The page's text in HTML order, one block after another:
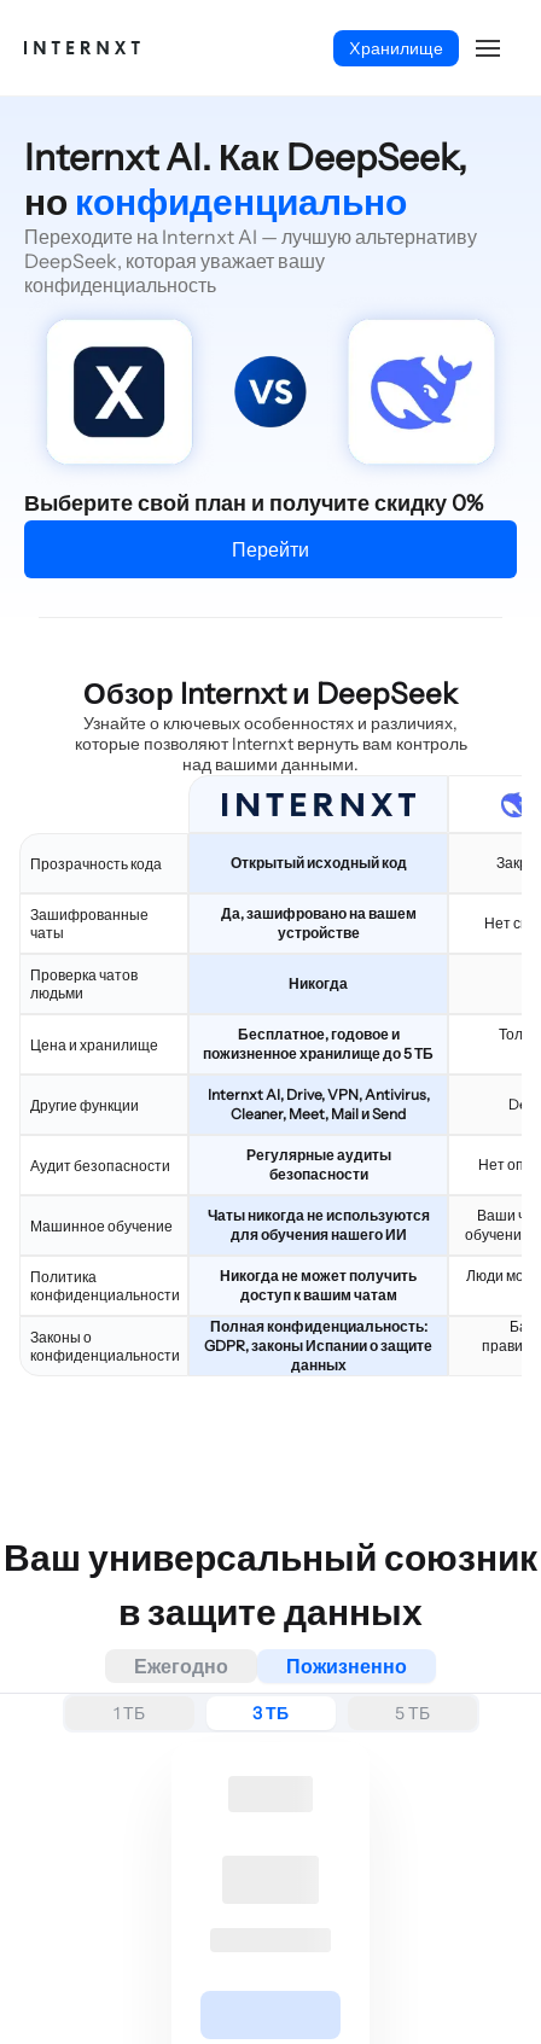
Xранилище
Русский (RU)
Internxt AI. Как DeepSeek,
но конфиденциально
Переходите на Internxt AI — лучшую альтернативу
DeepSeek, которая уважает вашу
конфиденциальность
Выберите свой план и получите скидку 0%
Перейти
Обзор Internxt и DeepSeek
Узнайте о ключевых особенностях и различиях,
которые позволяют Internxt вернуть вам контроль
над вашими данными.
Прозрачность кода
Зашифрованные
чаты
Проверка чатов
людьми
Цена и хранилище
Другие функции
Аудит безопасности
Машинное обучение
Политика
конфиденциальности
Законы о
конфиденциальности
Открытый исходный код
Да, зашифровано на вашем
устройстве
Нет
Никогда
Бесплатное, годовое и
пожизненное хранилище до 5 ТБ
Internxt AI, Drive, VPN, Antivirus,
Cleaner, Meet, Mail и Send
Регулярные аудиты
безопасности
Нет
Чаты никогда не используются
для обучения нашего ИИ
Ваши
обучения
Никогда не может получить
доступ к вашим чатам
Люди
Полная конфиденциальность:
GDPR, законы Испании о защите
данных
Ваш универсальный союзник
в защите данных
Ежегодно Пожизненно
1 ТБ 3 ТБ 5 ТБ